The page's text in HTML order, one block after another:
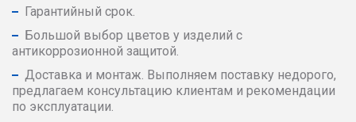
Гарантийный срок.
Большой выбор цветов у изделий с
антикоррозионной защитой.
Доставка и монтаж. Выполняем поставку недорого,
предлагаем консультацию клиентам и рекомендации
по эксплуатации.